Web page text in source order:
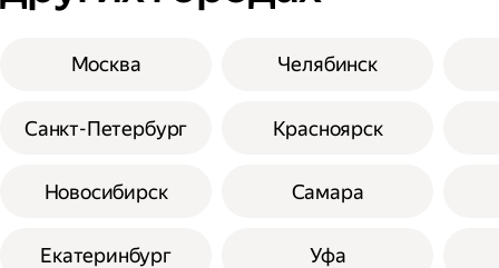
Москва
Санкт-Петербург
Новосибирск
Екатеринбург
Челябинск
Красноярск
Самара
Уфа